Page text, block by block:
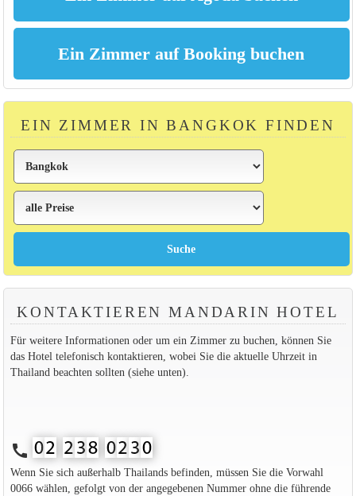
EIN ZIMMER IN BANGKOK FINDEN
KONTAKTIEREN MANDARIN HOTEL
Für weitere Informationen oder um ein Zimmer zu buchen, können Sie
das Hotel telefonisch kontaktieren, wobei Sie die aktuelle Uhrzeit in
Thailand beachten sollten (siehe unten).
call
Wenn Sie sich außerhalb Thailands befinden, müssen Sie die Vorwahl
0066 wählen, gefolgt von der angegebenen Nummer ohne die führende